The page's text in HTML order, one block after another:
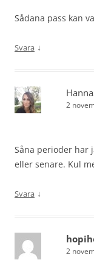
Sådana pass kan
Svara ↓
2
Såna perioder har
eller senare. Kul
Svara ↓
2